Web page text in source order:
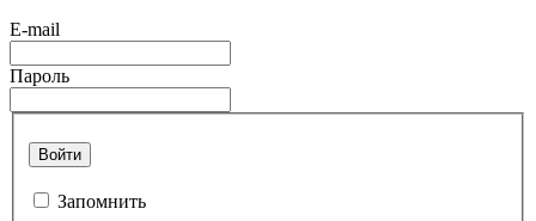
E-mail
Пароль
Войти
Запомнить